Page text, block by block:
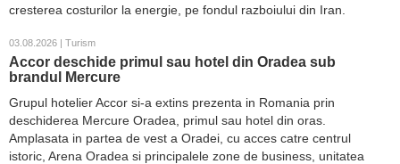
cresterea costurilor la energie, pe fondul razboiului din Iran.
03.08.2026 | Turism
Accor deschide primul sau hotel din Oradea sub
brandul Mercure
Grupul hotelier Accor si-a extins prezenta in Romania prin
deschiderea Mercure Oradea, primul sau hotel din oras.
Amplasata in partea de vest a Oradei, cu acces catre centrul
istoric, Arena Oradea si principalele zone de business, unitatea